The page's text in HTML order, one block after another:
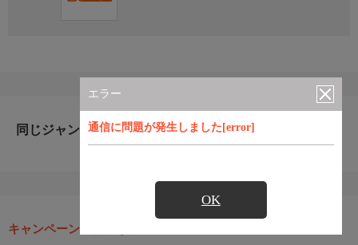
エラー
通信に問題が発生しました[error]
OK
同じジャンルのおすすめ番組
キャンペーン・お得な情報